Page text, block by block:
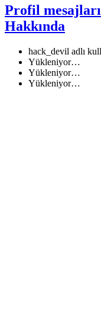
Profil mesajları
Hakkında
hack_devil adlı
Yükleniyor…
Yükleniyor…
Yükleniyor…